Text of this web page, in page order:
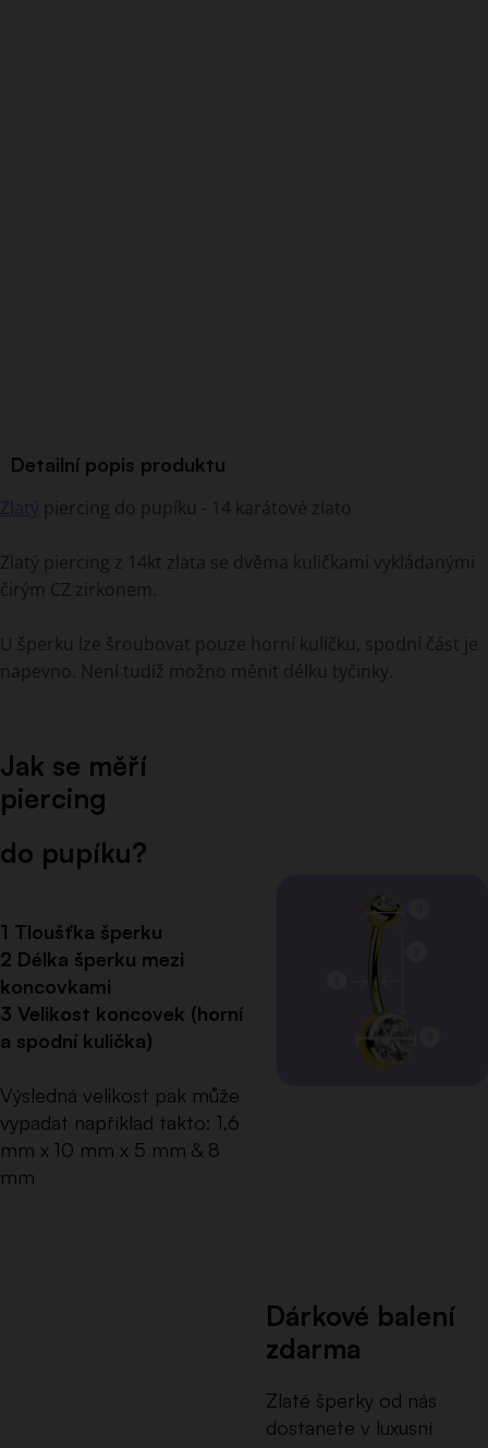
Detailní popis produktu
piercing do pupíku - 14 karátové zlato
Zlatý piercing z 14kt zlata se dvěma kuličkami vykládanými
čirým CZ zirkonem.
U šperku lze šroubovat pouze horní kuličku, spodní část je
napevno. Není tudíž možno měnit délku tyčinky.
Jak se měří
piercing
do pupíku?
1 Tloušťka šperku
2 Délka šperku mezi
koncovkami
3 Velikost koncovek (horní
a spodní kulička)
Výsledná velikost pak může
vypadat například takto: 1,6
mm x 10 mm x 5 mm & 8
mm
Dárkové balení
zdarma
Zlaté šperky od nás
dostanete v luxusní